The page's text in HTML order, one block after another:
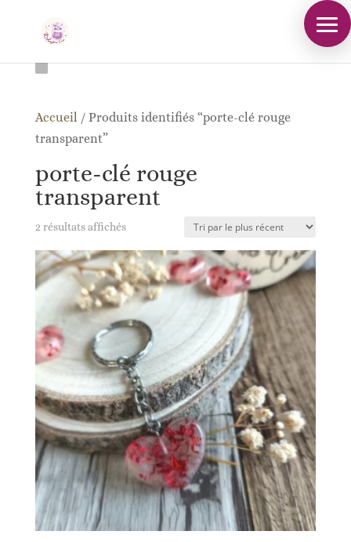
Accueil / Produits identifiés “porte-clé rouge
transparent”
porte-clé rouge
transparent
2 résultats affichésTrié
plus
récent
plus
ancien